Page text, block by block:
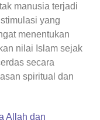
manusia terjadi
yang
menentukan
nilai Islam sejak
secara
spiritual dan
Allah dan